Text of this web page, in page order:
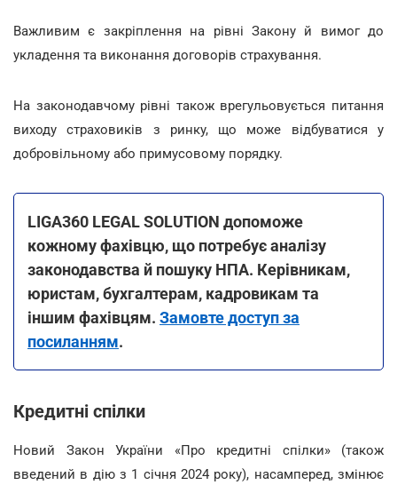
Важливим є закріплення на рівні Закону й вимог до
укладення та виконання договорів страхування.
На законодавчому рівні також врегульовується питання
виходу страховиків з ринку, що може відбуватися у
добровільному або примусовому порядку.
LIGA360 LEGAL SOLUTION допоможе
кожному фахівцю, що потребує аналізу
законодавства й пошуку НПА. Керівникам,
юристам, бухгалтерам, кадровикам та
іншим фахівцям. Замовте доступ за
посиланням.
Кредитні спілки
Новий Закон України «Про кредитні спілки» (також
введений в дію з 1 січня 2024 року), насамперед, змінює